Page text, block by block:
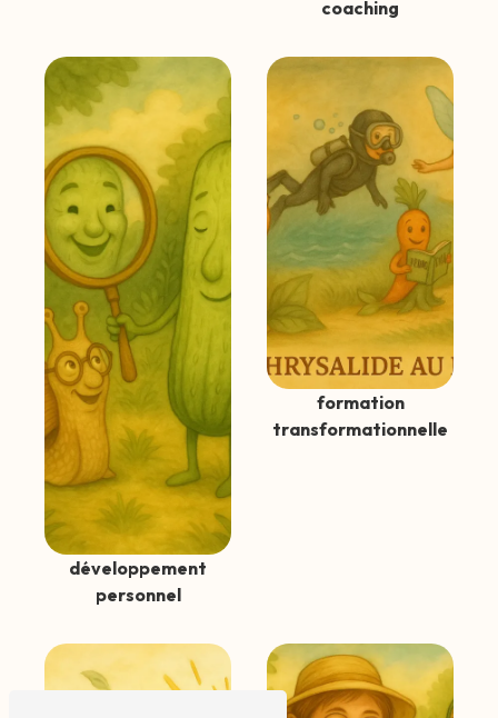
coaching
développement
personnel
formation
transformationnelle